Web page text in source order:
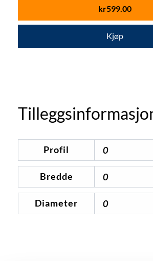
kr599.00
Kjøp
Profil 0
Bredde 0
Diameter 0